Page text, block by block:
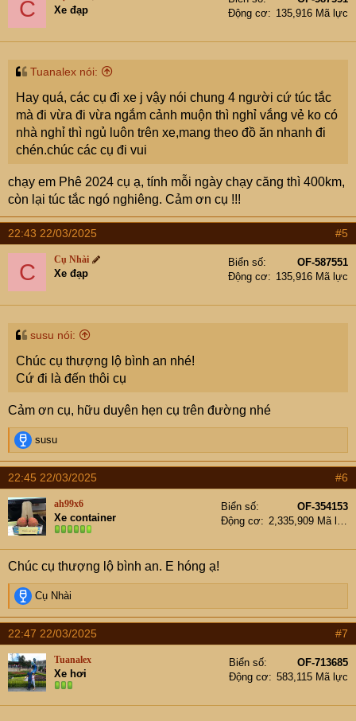
C Xe đạp
Động cơ
135,916 Mã lực
Tuanalex nói:
Hay quá, các cụ đi xe j vậy nói chung 4 người cứ túc tắc
mà đi vừa đi vừa ngắm cảnh muộn thì nghỉ vắng vẻ ko có
nhà nghỉ thì ngủ luôn trên xe,mang theo đồ ăn nhanh đi
chén.chúc các cụ đi vui
chạy em Phê 2024 cụ ạ, tính mỗi ngày chạy căng thì 400km,
còn lại túc tắc ngó nghiêng. Cảm ơn cụ !!!
22:43 22/03/2025 #5
C Cụ Nhài
Xe đạp
Biển số
OF-587551
Động cơ
135,916 Mã lực
susu nói:
Chúc cụ thượng lộ bình an nhé!
Cứ đi là đến thôi cụ
Cảm ơn cụ, hữu duyên hẹn cụ trên đường nhé
R
e
a
c
t
i
o
n
s
:
susu
22:45 22/03/2025 #6
ah99x6
Xe container
Biển số
OF-354153
Động cơ
2,335,909 Mã lực
Chúc cụ thượng lộ bình an. E hóng ạ!
R
e
a
t
i
o
n
s
Cụ Nhài
22:47 22/03/2025 #7
Tuanalex
Xe hơi
Biển số
OF-713685
Động cơ
583,115 Mã lực